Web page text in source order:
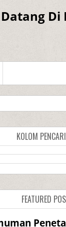
KOLOM
FEATURED